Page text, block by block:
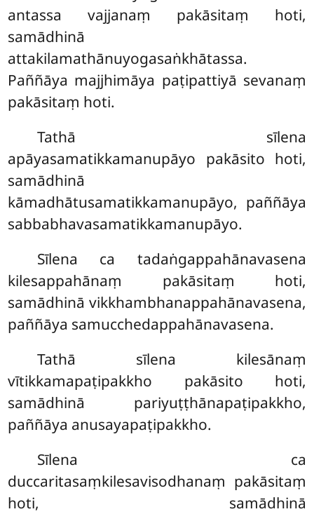
antassa vajjanaṃ pakāsitaṃ hoti,
samādhinā
attakilamathānuyogasaṅkhātassa.
Paññāya majjhimāya paṭipattiyā sevanaṃ
pakāsitaṃ hoti.
Tathā sīlena
apāyasamatikkamanupāyo pakāsito hoti,
samādhinā
kāmadhātusamatikkamanupāyo, paññāya
sabbabhavasamatikkamanupāyo.
Sīlena ca tadaṅgappahānavasena
kilesappahānaṃ pakāsitaṃ hoti,
samādhinā vikkhambhanappahānavasena,
paññāya samucchedappahānavasena.
Tathā sīlena kilesānaṃ
vītikkamapaṭipakkho pakāsito hoti,
samādhinā pariyuṭṭhānapaṭipakkho,
paññāya anusayapaṭipakkho.
Sīlena ca
duccaritasaṃkilesavisodhanaṃ pakāsitaṃ
hoti, samādhinā